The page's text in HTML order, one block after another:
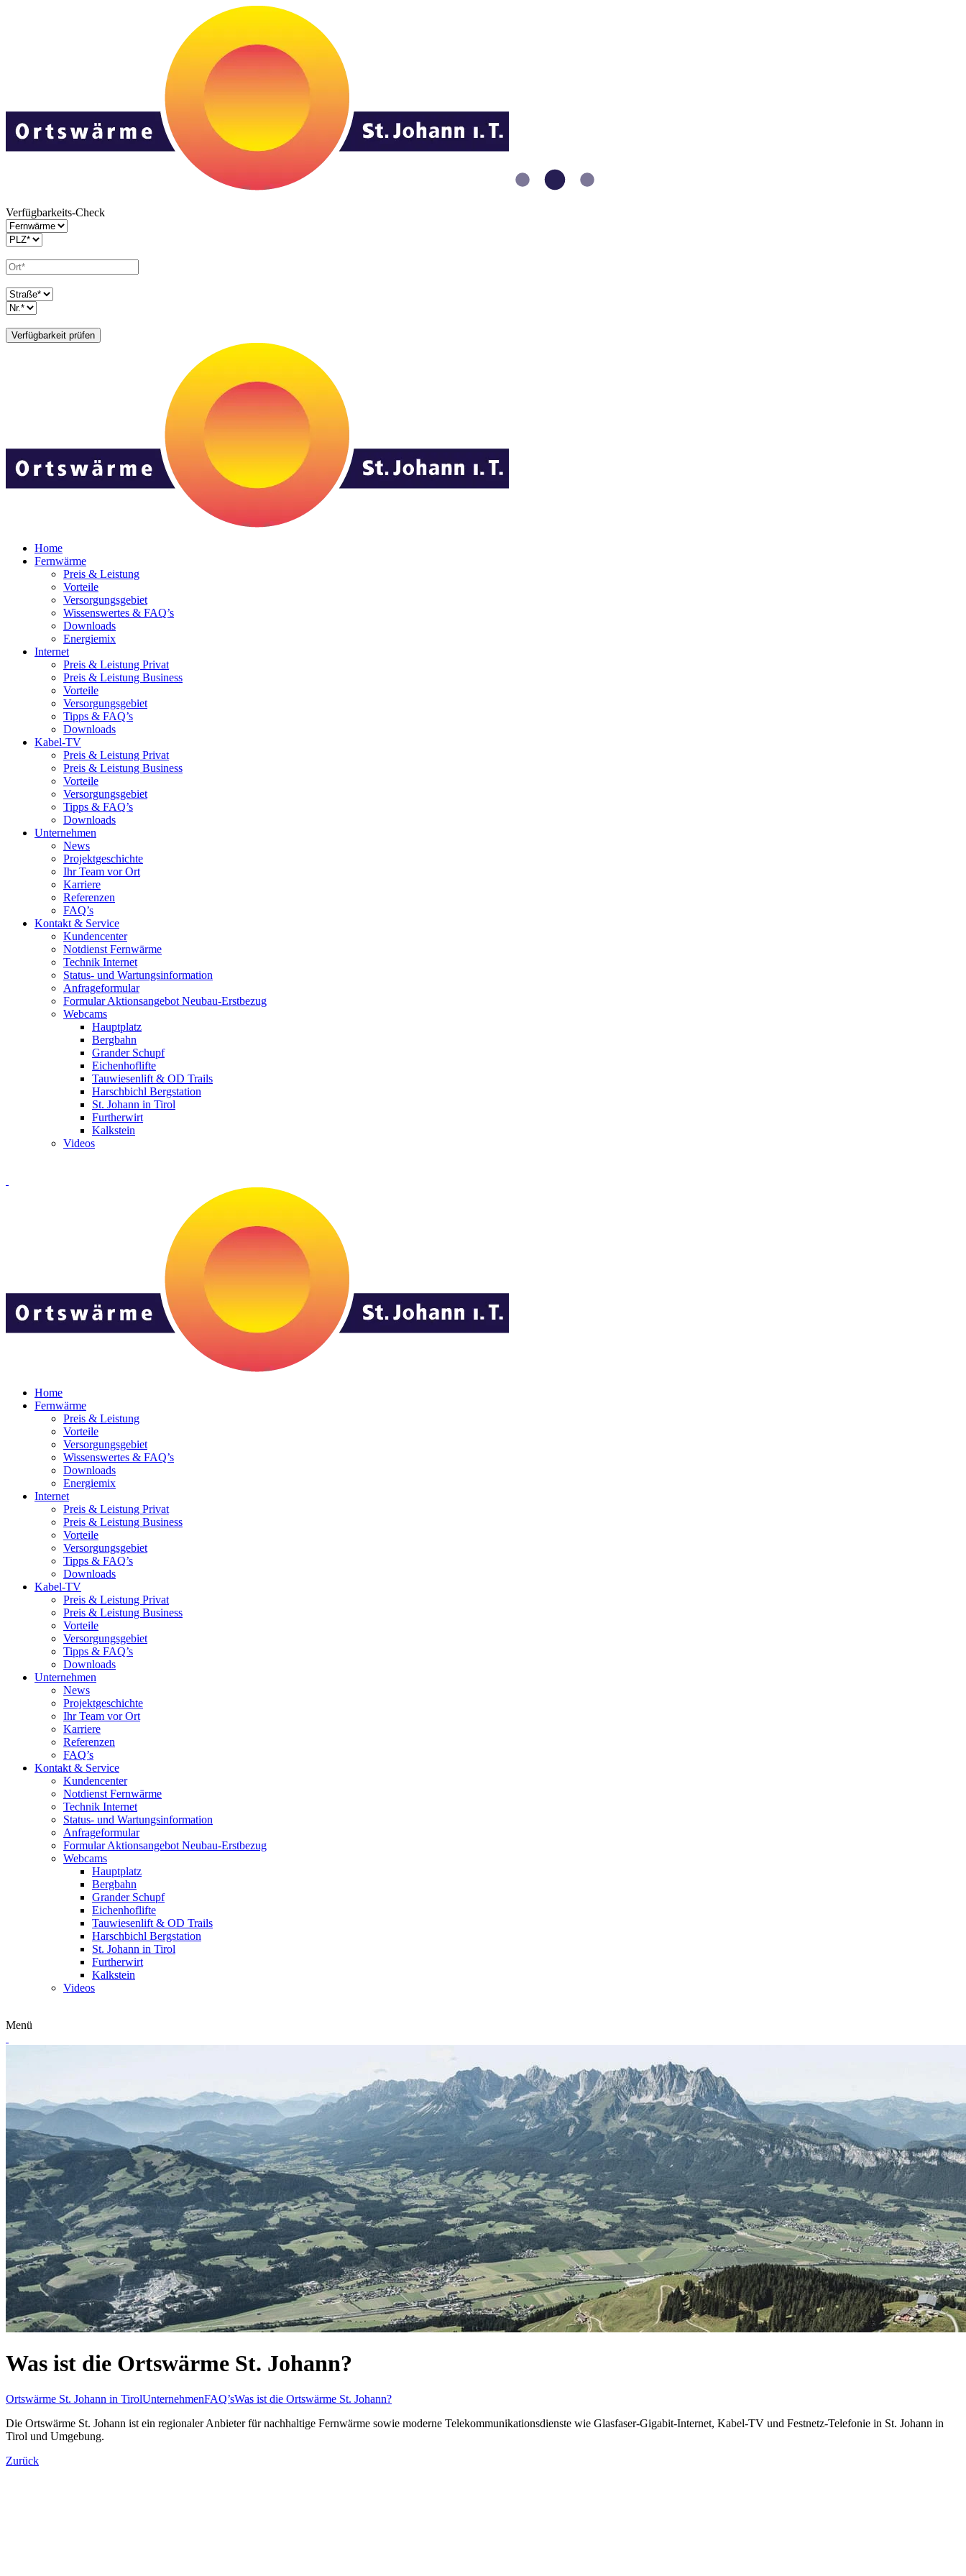
Verfügbarkeits-Check
Home
Fernwärme
Preis & Leistung
Vorteile
Versorgungsgebiet
Wissenswertes & FAQ’s
Downloads
Energiemix
Internet
Preis & Leistung Privat
Preis & Leistung Business
Vorteile
Versorgungsgebiet
Tipps & FAQ’s
Downloads
Kabel-TV
Preis & Leistung Privat
Preis & Leistung Business
Vorteile
Versorgungsgebiet
Tipps & FAQ’s
Downloads
Unternehmen
News
Projektgeschichte
Ihr Team vor Ort
Karriere
Referenzen
FAQ’s
Kontakt & Service
Kundencenter
Notdienst Fernwärme
Technik Internet
Status- und Wartungsinformation
Anfrageformular
Formular Aktionsangebot Neubau-Erstbezug
Webcams
Hauptplatz
Bergbahn
Grander Schupf
Eichenhoflifte
Tauwiesenlift & OD Trails
Harschbichl Bergstation
St. Johann in Tirol
Furtherwirt
Kalkstein
Videos
Home
Fernwärme
Preis & Leistung
Vorteile
Versorgungsgebiet
Wissenswertes & FAQ’s
Downloads
Energiemix
Internet
Preis & Leistung Privat
Preis & Leistung Business
Vorteile
Versorgungsgebiet
Tipps & FAQ’s
Downloads
Kabel-TV
Preis & Leistung Privat
Preis & Leistung Business
Vorteile
Versorgungsgebiet
Tipps & FAQ’s
Downloads
Unternehmen
News
Projektgeschichte
Ihr Team vor Ort
Karriere
Referenzen
FAQ’s
Kontakt & Service
Kundencenter
Notdienst Fernwärme
Technik Internet
Status- und Wartungsinformation
Anfrageformular
Formular Aktionsangebot Neubau-Erstbezug
Webcams
Hauptplatz
Bergbahn
Grander Schupf
Eichenhoflifte
Tauwiesenlift & OD Trails
Harschbichl Bergstation
St. Johann in Tirol
Furtherwirt
Kalkstein
Videos
Menü
Was ist die Ortswärme St. Johann?
Ortswärme St. Johann in TirolUnternehmenFAQ’sWas ist die Ortswärme St. Johann?
Die Ortswärme St. Johann ist ein regionaler Anbieter für nachhaltige Fernwärme sowie moderne Telekommunikationsdienste wie Glasfaser-Gigabit-Internet, Kabel-TV und Festnetz-Telefonie in St. Johann in
Tirol und Umgebung.
Zurück